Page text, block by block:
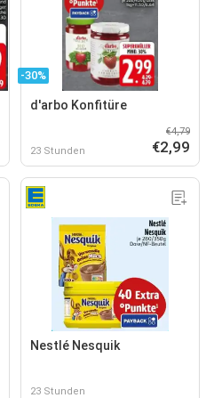
-30%
d'arbo Konfitüre
23 Stunden
€4,79
€2,99
Nestlé Nesquik
23 Stunden